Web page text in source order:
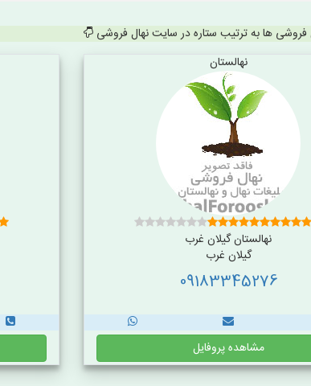
فروشی ها به ترتیب ستاره در سایت نهال فروشی
نهالستان
نهالستان گیلان غرب
گیلان غرب
09183345276
مشاهده پروفایل